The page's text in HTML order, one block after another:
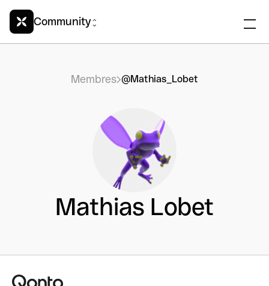
Community
Membres @Mathias_Lobet
Mathias Lobet